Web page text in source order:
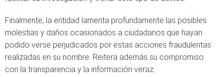
Finalmente, la entidad lamenta profundamente las posibles
molestias y daños ocasionados a ciudadanos que hayan
podido verse perjudicados por estas acciones fraudulentas
realizadas en su nombre. Reitera además su compromiso
con la transparencia y la información veraz.